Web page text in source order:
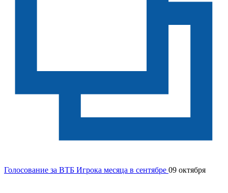
Голосование за ВТБ Игрока месяца в сентябре 09 октября